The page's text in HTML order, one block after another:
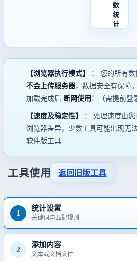
数
统
计
【浏览器执行模式】
： 您的所有数
不会上传服务器，数据安全有保障
加载完成后 断网使用 ！（需提前登
【速度及稳定性】
： 处理速度由
浏览器差异，少数工具可能出现无
软件版工具
工具使用 返回旧版工具
1
统计设置
关键词与匹配规则
2
添加内容
文本或文档文件